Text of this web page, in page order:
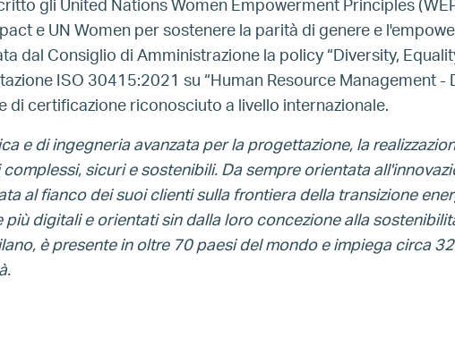
gli United Nations Women Empowerment Principles
e UN Women per sostenere la parità di genere e
dal Consiglio di Amministrazione la policy “Diversity,
ISO 30415:2021 su “Human Resource Management -
di certificazione riconosciuto a livello internazionale.
e di ingegneria avanzata per la progettazione, la
sicuri e sostenibili. Da sempre orientata
al fianco dei suoi clienti sulla frontiera della transizione
digitali e orientati sin dalla loro concezione alla
è presente in oltre 70 paesi del mondo e impiega circa